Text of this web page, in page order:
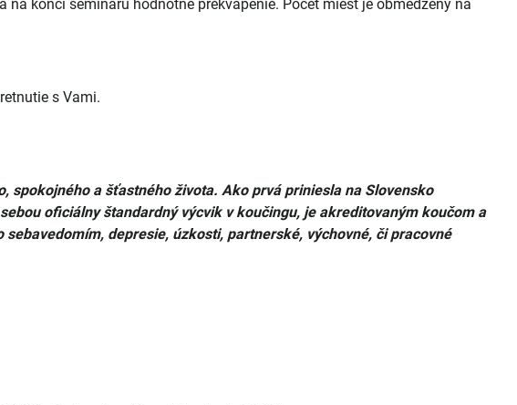
konci semináru hodnotné prekvapenie. Počet miest je obmedzený na
s Vami.
spokojného a šťastného života. Ako prvá priniesla na Slovensko
oficiálny štandardný výcvik v koučingu, je akreditovaným koučom a
depresie, úzkosti, partnerské, výchovné, či pracovné